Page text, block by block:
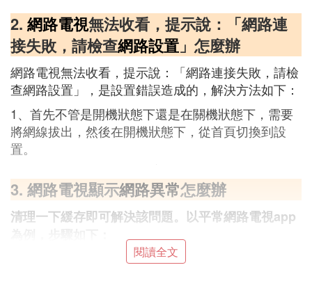
2. 網路電視無法收看，提示說：「網路連
接失敗，請檢查網路設置 」怎麼辦
網路電視無法收看，提示說：「網路連接失敗，請檢
查網路設置」，是設置錯誤造成的，解決方法如下：
1、首先不管是開機狀態下還是在關機狀態下，需要
將網線拔出，然後在開機狀態下，從首頁切換到設
置。
3. 網路電視顯示網路異常怎麼辦
清理一下緩存即可解決該問題。以平常網路電視app
第一步、在軟體的設置里找到該選項，如下圖所示。
閱讀全文